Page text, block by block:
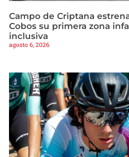
Campo de Criptana
Cobos su primera zona
inclusiva
agosto 6, 2026